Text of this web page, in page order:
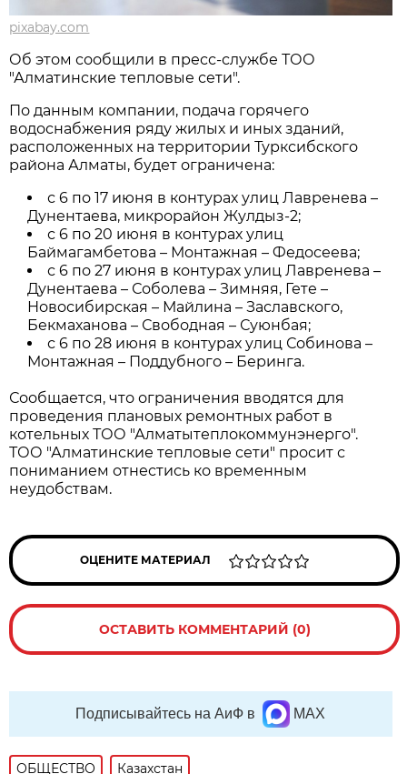
pixabay.com
Об этом сообщили в пресс-службе ТОО
"Алматинские тепловые сети".
По данным компании, подача горячего
водоснабжения ряду жилых и иных зданий,
расположенных на территории Турксибского
района Алматы, будет ограничена:
с 6 по 17 июня в контурах улиц Лавренева –
Дунентаева, микрорайон Жулдыз-2;
с 6 по 20 июня в контурах улиц
Баймагамбетова – Монтажная – Федосеева;
с 6 по 27 июня в контурах улиц Лавренева –
Дунентаева – Соболева – Зимняя, Гете –
Новосибирская – Майлина – Заславского,
Бекмаханова – Свободная – Суюнбая;
с 6 по 28 июня в контурах улиц Собинова –
Монтажная – Поддубного – Беринга.
Сообщается, что ограничения вводятся для
проведения плановых ремонтных работ в
котельных ТОО "Алматытеплокоммунэнерго".
ТОО "Алматинские тепловые сети" просит с
пониманием отнестись ко временным
неудобствам.
ОЦЕНИТЕ МАТЕРИАЛ
ОСТАВИТЬ КОММЕНТАРИЙ (0)
Подписывайтесь на АиФ в MAX
ОБЩЕСТВО Казахстан